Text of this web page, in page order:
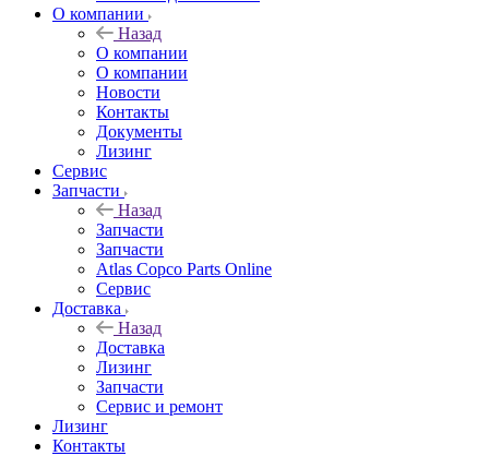
О компании
Назад
О компании
О компании
Новости
Контакты
Документы
Лизинг
Сервис
Запчасти
Назад
Запчасти
Запчасти
Atlas Copco Parts Online
Сервис
Доставка
Назад
Доставка
Лизинг
Запчасти
Сервис и ремонт
Лизинг
Контакты